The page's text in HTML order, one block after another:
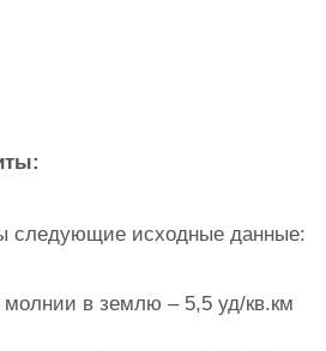
следующие исходные данные:
молнии в землю – 5,5 уд/кв.км